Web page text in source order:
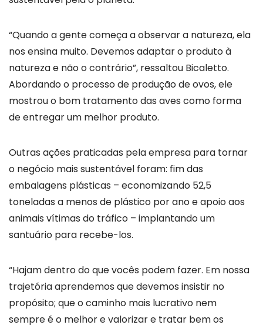
“Quando a gente começa a observar a natureza, ela
nos ensina muito. Devemos adaptar o produto à
natureza e não o contrário”, ressaltou Bicaletto.
Abordando o processo de produção de ovos, ele
mostrou o bom tratamento das aves como forma
de entregar um melhor produto.
Outras ações praticadas pela empresa para tornar
o negócio mais sustentável foram: fim das
embalagens plásticas – economizando 52,5
toneladas a menos de plástico por ano e apoio aos
animais vítimas do tráfico – implantando um
santuário para recebe-los.
“Hajam dentro do que vocês podem fazer. Em nossa
trajetória aprendemos que devemos insistir no
propósito; que o caminho mais lucrativo nem
sempre é o melhor e valorizar e tratar bem os